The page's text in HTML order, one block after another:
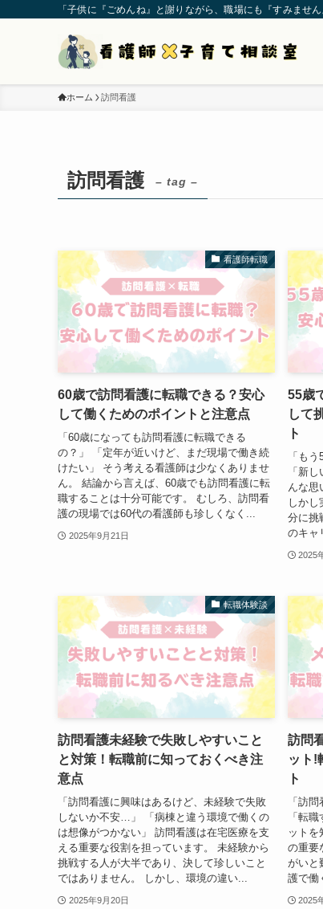
「子供に『ごめんね』と謝りながら、職場にも『すみませ
ホーム 訪問看護
訪問看護 – tag –
看護師転職
60歳で訪問看護に転職できる？安心
して働くためのポイントと注意点
「60歳になっても訪問看護に転職できる
の？」 「定年が近いけど、まだ現場で働き続
けたい」 そう考える看護師は少なくありませ
ん。 結論から言えば、60歳でも訪問看護に転
職することは十分可能です。 むしろ、訪問看
護の現場では60代の看護師も珍しくなく...
2025年9月21日
55歳
して
ト
「も
「新
んな思
しかし
分に挑
のキャ
2025
転職体験談
訪問看護未経験で失敗しやすいこと
と対策！転職前に知っておくべき注
意点
「訪問看護に興味はあるけど、未経験で失敗
しないか不安…」 「病棟と違う環境で働くの
は想像がつかない」 訪問看護は在宅医療を支
える重要な役割を担っています。 未経験から
挑戦する人が大半であり、決して珍しいこと
ではありません。 しかし、環境の違い...
2025年9月20日
訪問
ット!
ト
「訪
「転
ットを
の重要
がいと
護で働
2025